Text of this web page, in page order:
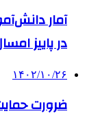
آمار
در پاییز
۱۴۰۲/۱۰/۲۶
ضرورت